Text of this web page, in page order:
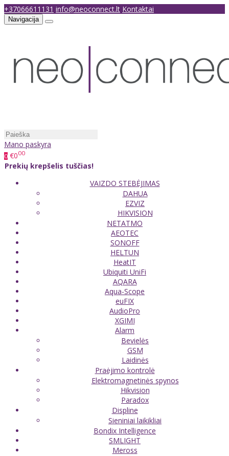
+37066611131 info@neoconnect.lt Kontaktai
Navigacija
Mano paskyra
0 €000
Prekių krepšelis tuščias!
VAIZDO STEBĖJIMAS
DAHUA
EZVIZ
HIKVISION
NETATMO
AEOTEC
SONOFF
HELTUN
HeatIT
Ubiquiti UniFi
AQARA
Aqua-Scope
euFIX
AudioPro
XGIMI
Alarm
Bevielės
GSM
Laidinės
Praėjimo kontrolė
Elektromagnetinės spynos
Hikvision
Paradox
Displine
Sieniniai laikikliai
Bondix Intelligence
SMLIGHT
Meross